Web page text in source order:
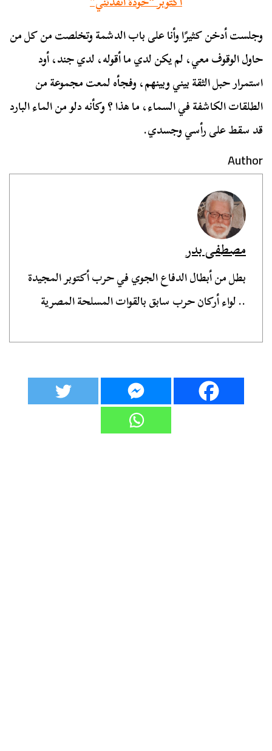
وجلست أدخن كثيرًا وأنا على باب الدشمة وتخلصت من كل من
حاول الوقوف معي، لم يكن لدي ما أقوله، لدي جند، أود
استمرار حبل الثقة بيني وبينهم، وفجأه لمعت مجموعة من
الطلقات الكاشفة في السماء، ما هذا ؟ وكأنه دلو من الماء البارد
قد سقط على رأسي وجسدي.
Author
مصطفى بدر
بطل من أبطال الدفاع الجوي في حرب أكتوبر المجيدة
.. لواء أركان حرب سابق بالقوات المسلحة المصرية